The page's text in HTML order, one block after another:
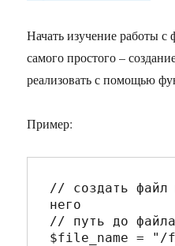
Начать изучение работы
самого простого –
реализовать с помощью
Пример:
// создать файл
него
// путь до
$file_name =